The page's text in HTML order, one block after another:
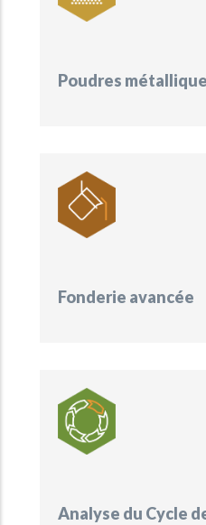
Poudres
Fonderie avancée
Analyse du Cycle